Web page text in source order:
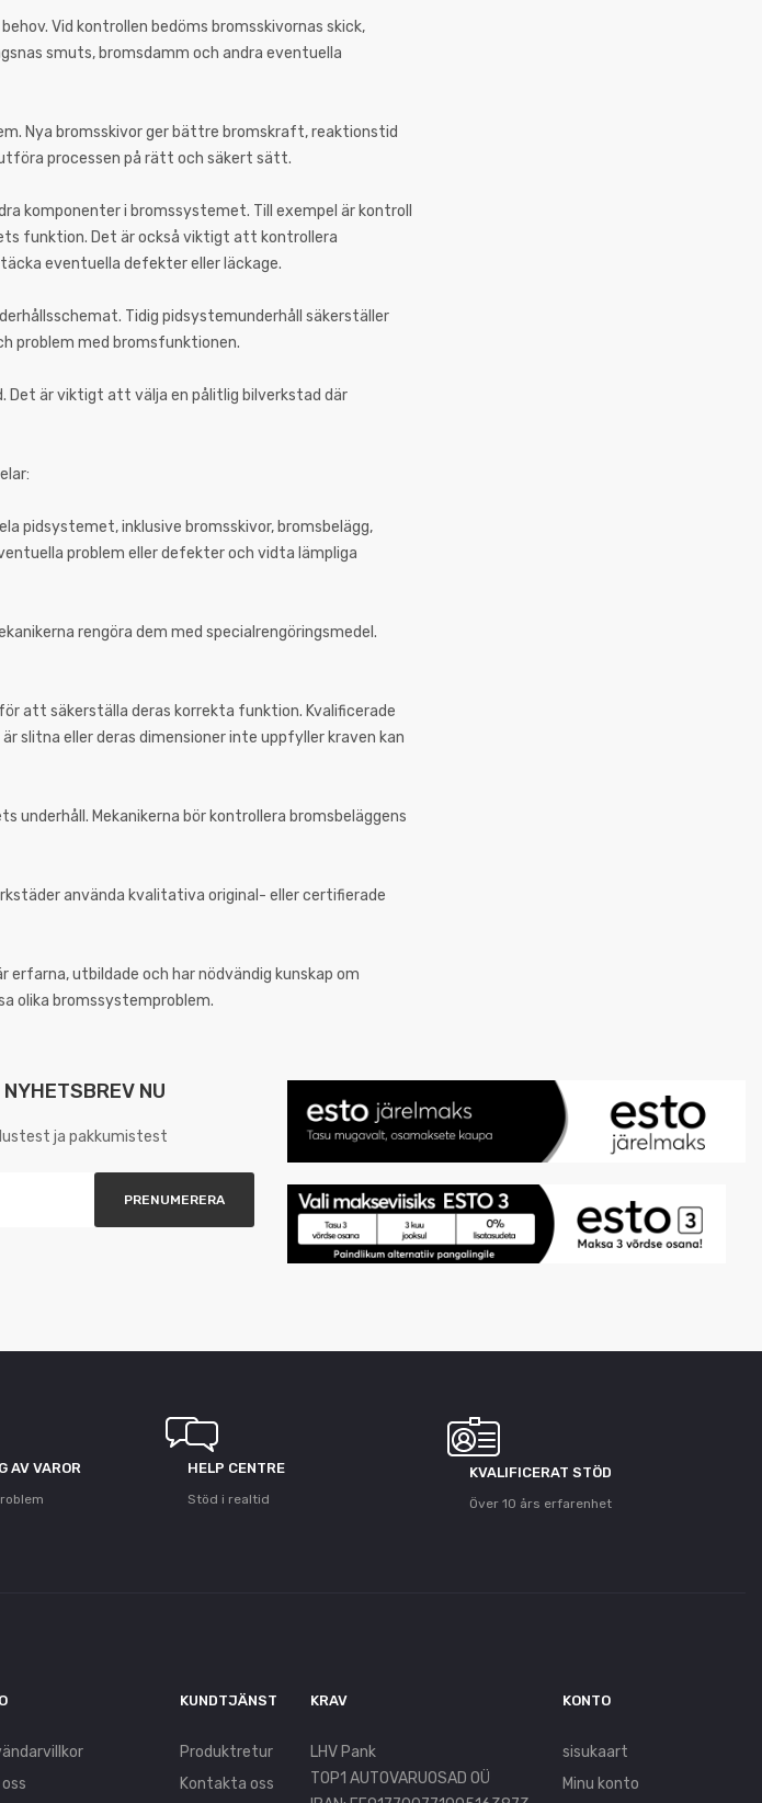
Vid kontrollen bedöms bromsskivornas skick,
smuts, bromsdamm och andra eventuella
Nya bromsskivor ger bättre bromskraft, reaktionstid
processen på rätt och säkert sätt.
komponenter i bromssystemet. Till exempel är kontroll
funktion. Det är också viktigt att kontrollera
eventuella defekter eller läckage.
Tidig pidsystemunderhåll säkerställer
problem med bromsfunktionen.
Det är viktigt att välja en pålitlig bilverkstad där
pidsystemet, inklusive bromsskivor, bromsbelägg,
problem eller defekter och vidta lämpliga
rengöra dem med specialrengöringsmedel.
att säkerställa deras korrekta funktion. Kvalificerade
slitna eller deras dimensioner inte uppfyller kraven kan
underhåll. Mekanikerna bör kontrollera bromsbeläggens
använda kvalitativa original- eller certifierade
utbildade och har nödvändig kunskap om
olika bromssystemproblem.
NU
ja pakkumistest
AV VAROR HELP CENTRE
Stöd i realtid
KVALIFICERAT STÖD
Över 10 års erfarenhet
KUNDTJÄNST
Produktretur
Kontakta oss
KRAV
LHV Pank
TOP1 AUTOVARUOSAD OÜ
KONTO
sisukaart
Minu konto